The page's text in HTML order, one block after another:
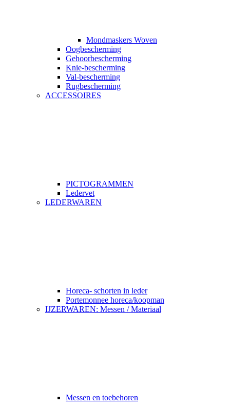
Mondmaskers Woven
Oogbescherming
Gehoorbescherming
Knie-bescherming
Val-bescherming
Rugbescherming
ACCESSOIRES
PICTOGRAMMEN
Ledervet
LEDERWAREN
Horeca- schorten in leder
Portemonnee horeca/koopman
IJZERWAREN: Messen / Materiaal
Messen en toebehoren